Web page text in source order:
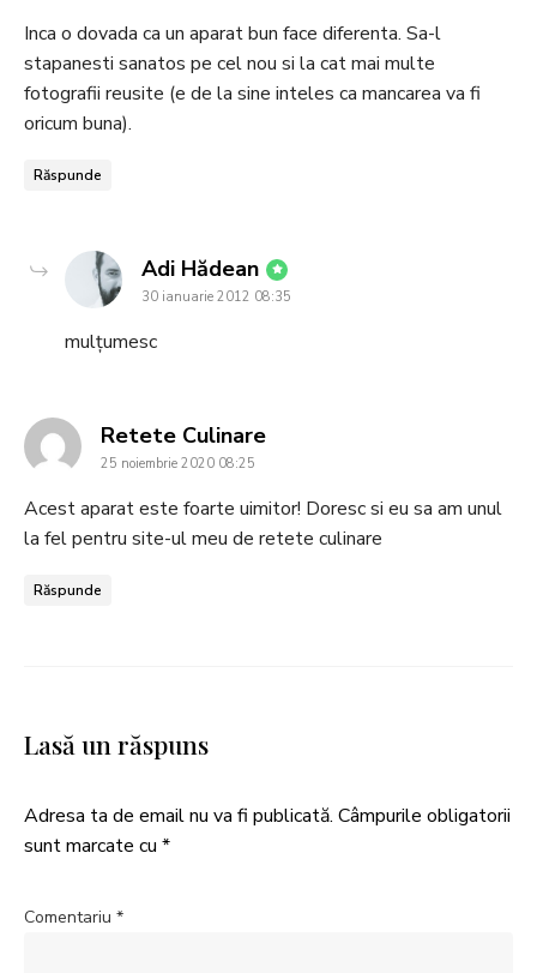
Inca o dovada ca un aparat bun face diferenta. Sa-l
stapanesti sanatos pe cel nou si la cat mai multe
fotografii reusite (e de la sine inteles ca mancarea va fi
oricum buna).
Răspunde
Adi Hădean says:
30 ianuarie 2012 08:35
mulțumesc
Retete Culinaresays:
25 noiembrie 2020 08:25
Acest aparat este foarte uimitor! Doresc si eu sa am unul
la fel pentru site-ul meu de retete culinare
Răspunde
Lasă un răspuns
Adresa ta de email nu va fi publicată. Câmpurile obligatorii
sunt marcate cu *
Comentariu *